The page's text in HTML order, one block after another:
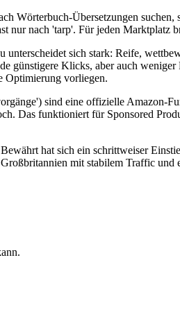
Wörterbuch-Übersetzungen
nach 'tarp'. Für jeden Marktplatz
unterscheidet sich stark: Reife,
günstigere Klicks, aber auch
Optimierung vorliegen.
sind eine offizielle Amazon-
Das funktioniert für Sponsored
Bewährt hat sich ein schrittweiser
mit stabilem Traffic und